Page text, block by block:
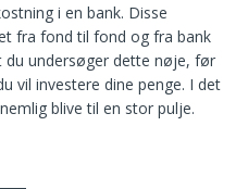
i en bank. Disse
fra fond til fond og fra bank
undersøger dette nøje, før
vil investere dine penge. I det
blive til en stor pulje.